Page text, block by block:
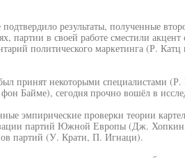
результаты, полученные
партии в своей работе сместили акцент
политического маркетинга (Р.
принят некоторыми специалистами
Байме), сегодня прочно вошёл в
эмпирические проверки теории
партий Южной Европы (Дж.
партий (У. Крати, П. Игнаци).